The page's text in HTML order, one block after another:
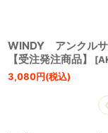
WINDY アンクル
【受注発注商品】
[
3,080円(税込)